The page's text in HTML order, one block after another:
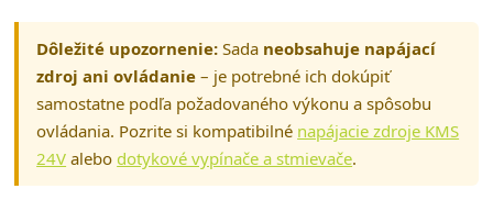
Dôležité upozornenie: Sada neobsahuje napájací
zdroj ani ovládanie – je potrebné ich dokúpiť
samostatne podľa požadovaného výkonu a spôsobu
ovládania. Pozrite si kompatibilné napájacie zdroje KMS
24V alebo dotykové vypínače a stmievače.